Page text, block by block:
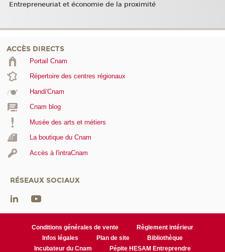
Entrepreneuriat et économie de la proximité
ACCÈS DIRECTS
Portail Cnam
Répertoire des centres régionaux
Handi'Cnam
Cnam blog
Musée des arts et métiers
La boutique du Cnam
Accès à l'intraCnam
RÉSEAUX SOCIAUX
Conditions générales de vente
Règlement intérieur
Infos légales
Plan de site
Bibliothèque
Incubateur du Cnam
Pépite HESAM Entreprendre